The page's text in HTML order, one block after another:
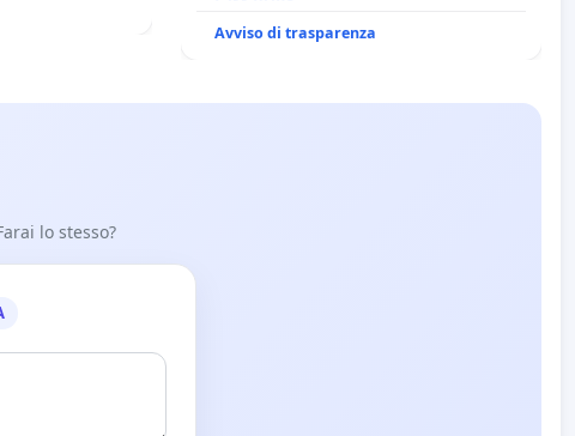
Avviso di trasparenza
lo stesso?